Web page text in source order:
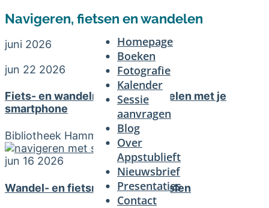
Homepage
Boeken
Fotografie
Kalender
Sessie
aanvragen
Blog
Over
Appstublieft
Nieuwsbrief
Presentaties
Contact
Navigeren, fietsen en wandelen
juni 2026
jun 22 2026
Fiets- en wandelroutes uitstippelen met je
smartphone
Bibliotheek Hamme
jun 16 2026
Wandel- en fietsroutes uitstippelen